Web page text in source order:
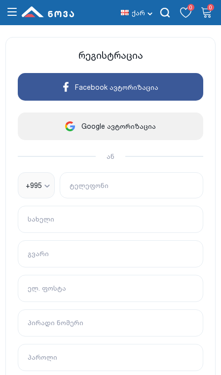
ქარ
0 0
რეგისტრაცია
Facebook ავტორიზაცია
Google ავტორიზაცია
ან
+995 ტელეფონი
სახელი
გვარი
ელ. ფოსტა
პირადი ნომერი
პაროლი